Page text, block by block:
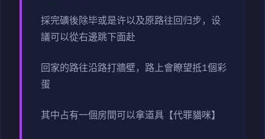
採完礦後除毕或是许以及原路往回归步，设
議可以從右邊跳下面赴
回家的路往沿路打牆壁，路上會瞭望抵1個彩
蛋
其中占有一個房間可以拿道具【代罪貓咪】